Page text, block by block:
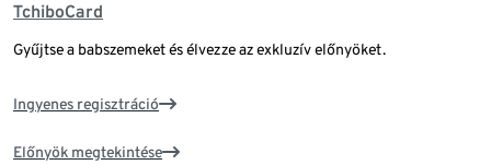
TchiboCard
Gyűjtse a babszemeket és élvezze az exkluzív előnyöket.
Ingyenes regisztráció
Előnyök megtekintése